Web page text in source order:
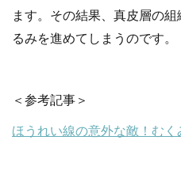
ます。その結果、真皮層の
るみを進めてしまうのです。
＜参考記事＞
ほうれい線の意外な敵！む